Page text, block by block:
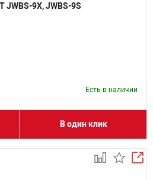
JWBS-9X, JWBS-9S
Есть в наличии
В один клик